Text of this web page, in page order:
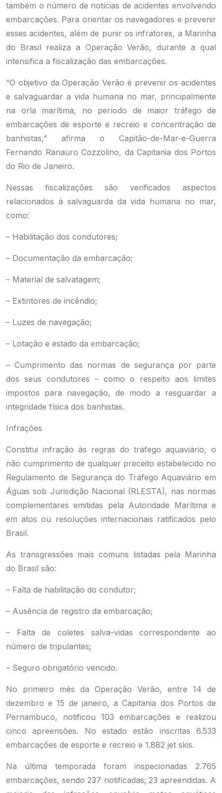
também o número de notícias de acidentes envolvendo
embarcações. Para orientar os navegadores e prevenir
esses acidentes, além de punir os infratores, a Marinha
do Brasil realiza a Operação Verão, durante a qual
intensifica a fiscalização das embarcações.
“O objetivo da Operação Verão é prevenir os acidentes
e salvaguardar a vida humana no mar, principalmente
na orla marítima, no período de maior tráfego de
embarcações de esporte e recreio e concentração de
banhistas,” afirma o Capitão-de-Mar-e-Guerra
Fernando Ranauro Cozzolino, da Capitania dos Portos
do Rio de Janeiro.
Nessas fiscalizações são verificados aspectos
relacionados à salvaguarda da vida humana no mar,
como:
– Habilitação dos condutores;
– Documentação da embarcação;
– Material de salvatagem;
– Extintores de incêndio;
– Luzes de navegação;
– Lotação e estado da embarcação;
– Cumprimento das normas de segurança por parte
dos seus condutores – como o respeito aos limites
impostos para navegação, de modo a resguardar a
integridade física dos banhistas.
Infrações
Constitui infração às regras do tráfego aquaviário, o
não cumprimento de qualquer preceito estabelecido no
Regulamento de Segurança do Tráfego Aquaviário em
Águas sob Jurisdição Nacional (RLESTA), nas normas
complementares emitidas pela Autoridade Marítima e
em atos ou resoluções internacionais ratificados pelo
Brasil.
As transgressões mais comuns listadas pela Marinha
do Brasil são:
– Falta de habilitação do condutor;
– Ausência de registro da embarcação;
– Falta de coletes salva-vidas correspondente ao
número de tripulantes;
– Seguro obrigatório vencido.
No primeiro mês da Operação Verão, entre 14 de
dezembro e 15 de janeiro, a Capitania dos Portos de
Pernambuco, notificou 103 embarcações e realizou
cinco apreensões. No estado estão inscritas 6.533
embarcações de esporte e recreio e 1.882 jet skis.
Na última temporada foram inspecionadas 2.765
embarcações, sendo 237 notificadas; 23 apreendidas. A